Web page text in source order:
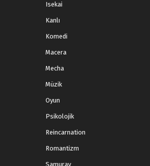
Isekai
Kanlı
Komedi
Macera
Mecha
Müzik
Oyun
Psikolojik
Reincarnation
Romantizm
Samuray